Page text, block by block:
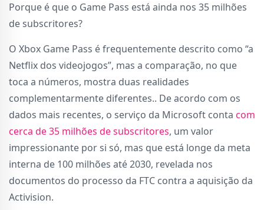
Porque é que o Game Pass está ainda nos 35 milhões
de subscritores?
O Xbox Game Pass é frequentemente descrito como “a
Netflix dos videojogos”, mas a comparação, no que
toca a números, mostra duas realidades
complementarmente diferentes.. De acordo com os
dados mais recentes, o serviço da Microsoft conta com
cerca de 35 milhões de subscritores, um valor
impressionante por si só, mas que está longe da meta
interna de 100 milhões até 2030, revelada nos
documentos do processo da FTC contra a aquisição da
Activision.